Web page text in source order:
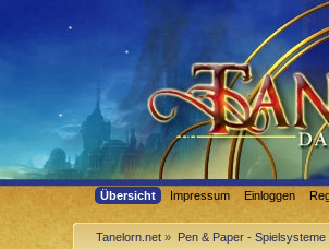
Übersicht Impressum Einloggen
Tanelorn.net » Pen & Paper - Spielsysteme